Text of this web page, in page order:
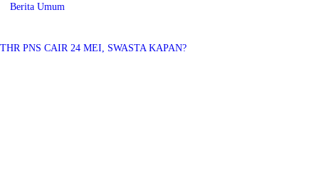
Berita Umum
THR PNS CAIR 24 MEI, SWASTA KAPAN?